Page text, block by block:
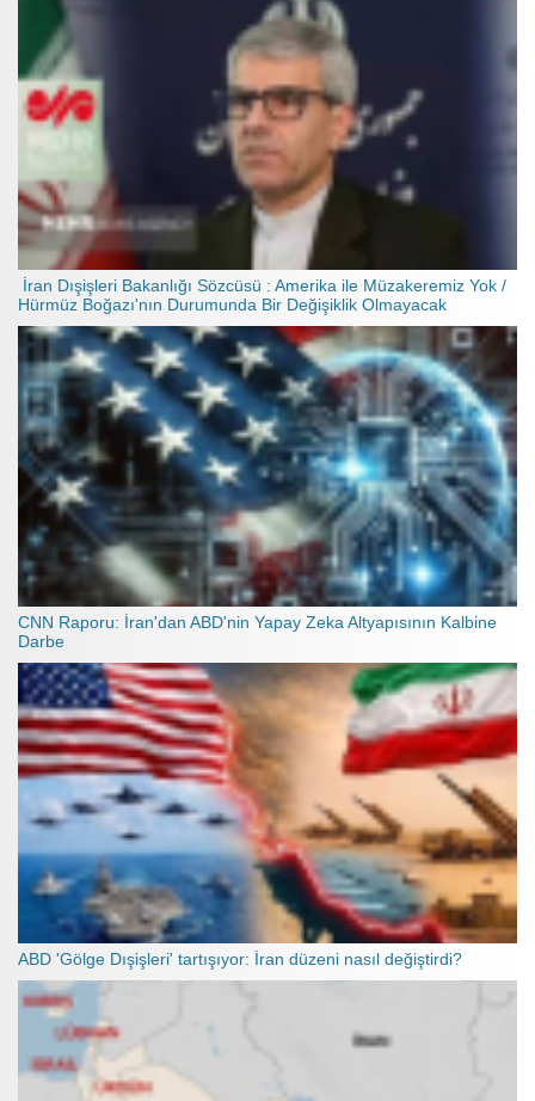
İran Dışişleri Bakanlığı Sözcüsü : Amerika ile Müzakeremiz Yok /
Hürmüz Boğazı'nın Durumunda Bir Değişiklik Olmayacak
CNN Raporu: İran'dan ABD'nin Yapay Zeka Altyapısının Kalbine
Darbe
ABD 'Gölge Dışişleri' tartışıyor: İran düzeni nasıl değiştirdi?